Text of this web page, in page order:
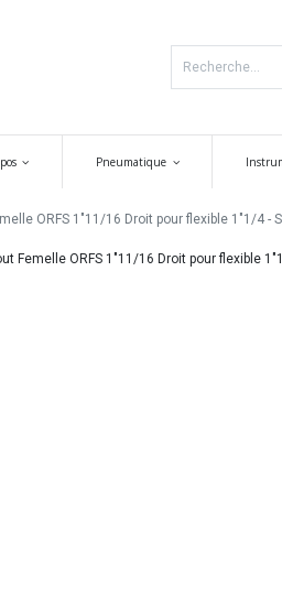
Pneumatique
ORFS 1"11/16 Droit pour flexible 1"1/4 -